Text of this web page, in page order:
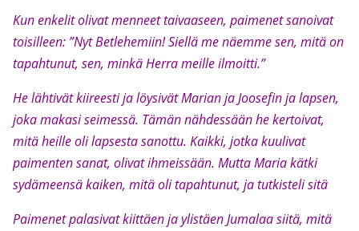
Kun enkelit olivat menneet taivaaseen, paimenet sanoivat
toisilleen: ”Nyt Betlehemiin! Siellä me näemme sen, mitä on
tapahtunut, sen, minkä Herra meille ilmoitti.”
He lähtivät kiireesti ja löysivät Marian ja Joosefin ja lapsen,
joka makasi seimessä. Tämän nähdessään he kertoivat,
mitä heille oli lapsesta sanottu. Kaikki, jotka kuulivat
paimenten sanat, olivat ihmeissään. Mutta Maria kätki
sydämeensä kaiken, mitä oli tapahtunut, ja tutkisteli sitä
Paimenet palasivat kiittäen ja ylistäen Jumalaa siitä, mitä